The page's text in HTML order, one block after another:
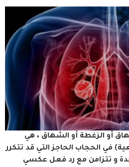
أو الزغطة أو الشهاق ، هي
في الحجاب الحاجز التي قد تتكرر
و تتزامن مع رد فعل عكسي